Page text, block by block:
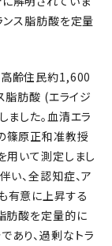
ンス脂肪酸を定量
齢住民約1,600
脂肪酸 (エライジ
した。血清エラ
篠原正和准教授
用いて測定しまし
い、全認知症、ア
有意に上昇する
肪酸を定量的に
あり、過剰なトラ